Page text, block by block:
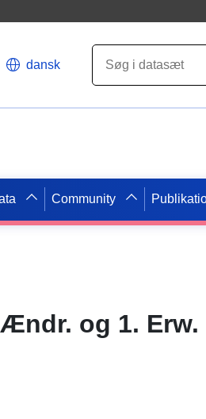
dansk
Community
og 1. Erw.